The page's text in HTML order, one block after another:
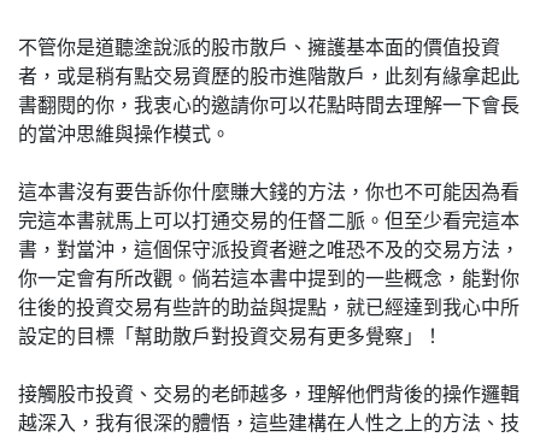
不管你是道聽塗說派的股市散戶、擁護基本面的價值投資
者，或是稍有點交易資歷的股市進階散戶，此刻有緣拿起此
書翻閱的你，我衷心的邀請你可以花點時間去理解一下會長
的當沖思維與操作模式。
這本書沒有要告訴你什麼賺大錢的方法，你也不可能因為看
完這本書就馬上可以打通交易的任督二脈。但至少看完這本
書，對當沖，這個保守派投資者避之唯恐不及的交易方法，
你一定會有所改觀。倘若這本書中提到的一些概念，能對你
往後的投資交易有些許的助益與提點，就已經達到我心中所
設定的目標「幫助散戶對投資交易有更多覺察」！
接觸股市投資、交易的老師越多，理解他們背後的操作邏輯
越深入，我有很深的體悟，這些建構在人性之上的方法、技